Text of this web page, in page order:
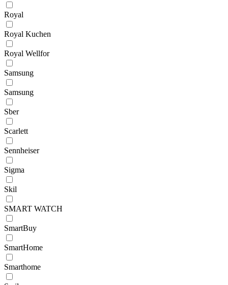
Royal
Royal Kuchen
Royal Wellfor
Samsung
Samsung
Sber
Scarlett
Sennheiser
Sigma
Skil
SMART WATCH
SmartBuy
SmartHome
Smarthomе